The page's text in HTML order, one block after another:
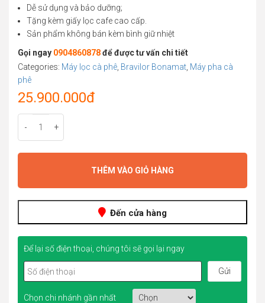
Dễ sử dụng và bảo dưỡng;
Tặng kèm giấy lọc cafe cao cấp.
Sản phẩm không bán kèm bình giữ nhiệt
Gọi ngay 0904860878để được tư vấn chi tiết
Categories: Máy lọc cà phê Bravilor Bonamat Máy pha cà
phê
25.900.000đ
- +
THÊM VÀO GIỎ HÀNG
Đến cửa hàng
Để lại số điện thoại, chúng tôi sẽ gọi lại ngay
Chọn chi nhánh gần nhất